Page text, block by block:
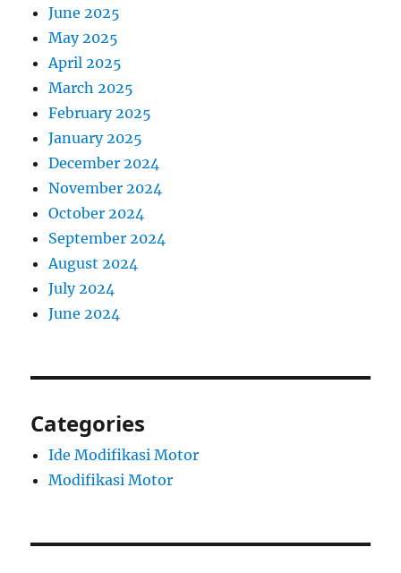
June 2025
May 2025
April 2025
March 2025
February 2025
January 2025
December 2024
November 2024
October 2024
September 2024
August 2024
July 2024
June 2024
Categories
Ide Modifikasi Motor
Modifikasi Motor